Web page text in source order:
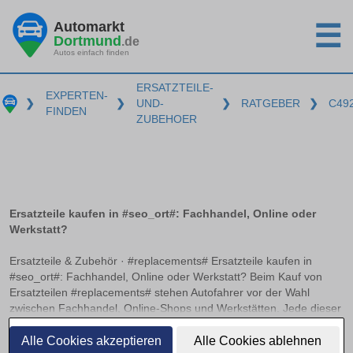
Alle Cookies akzeptieren Alle Cookies ablehnen
Automarkt
Dortmund.de
Autos einfach finden ☰
❯
EXPERTEN-
FINDEN
❯
ERSATZTEILE-
UND-
ZUBEHOER
❯ RATGEBER ❯
Ersatzteile kaufen in #seo_ort#: Fachhandel, Online oder
Werkstatt?
Ersatzteile & Zubehör · #replacements# Ersatzteile kaufen in
#seo_ort#: Fachhandel, Online oder Werkstatt? Beim Kauf von
Ersatzteilen #replacements# stehen Autofahrer vor der Wahl
zwischen Fachhandel, Online-Shops und Werkstätten. Jede dieser
Bezugsquellen hat ihre Vorzüge und Herausforderungen. Worauf
es beim Online-Kauf von Kfz-Teilen zu achten gilt und wann sich
weiterlesen